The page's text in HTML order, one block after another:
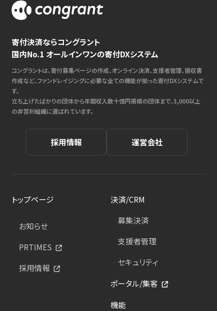
寄付決済ならコングラント
国内No.1 オールインワンの寄付DXシステム
コングラントは、寄付募集ページの作成、オンライン決済、支援者管理、領収書
作成など、ファンドレイジングに必要な全ての機能が揃った寄付DXシステムで
す。
立ち上げたばかりの団体から年間収入数十億円規模の団体まで、3,000以上
の非営利組織に選ばれています。
採用情報 運営会社
トップページ
お知らせ
PRTIMES
採用情報
決済/CRM
募集決済
支援者管理
セキュリティ
ポータル/集客
機能